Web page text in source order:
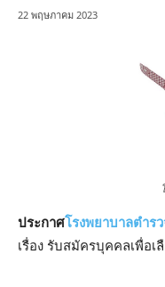
22 พฤษภาคม 2023
ประกาศโรงพยาบาลตำร
เรื่อง รับสมัครบุคคลเพื่อ